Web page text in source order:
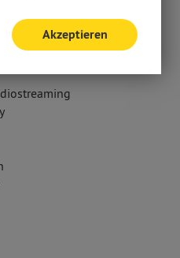
Akzeptieren